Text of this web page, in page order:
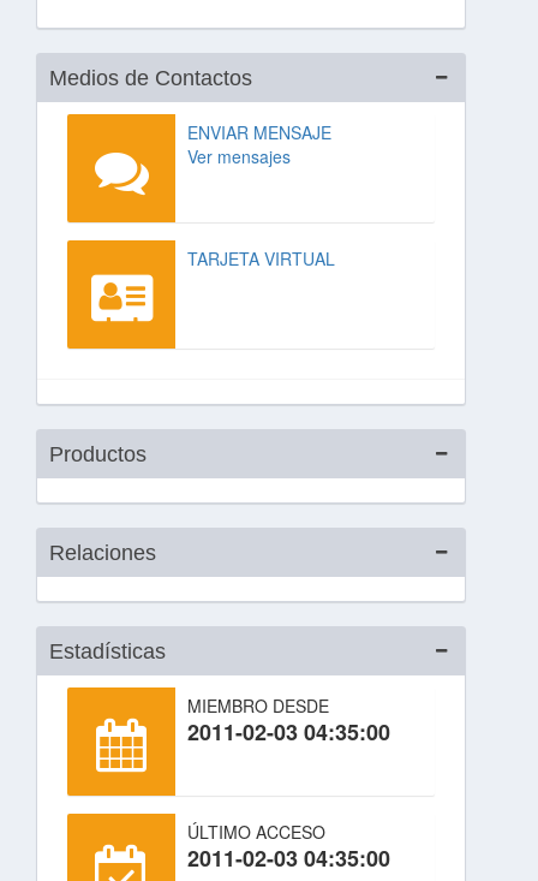
Medios de Contactos
ENVIAR MENSAJE
Ver mensajes
TARJETA VIRTUAL
Productos
Relaciones
Estadísticas
MIEMBRO DESDE
2011-02-03 04:35:00
ÚLTIMO ACCESO
2011-02-03 04:35:00